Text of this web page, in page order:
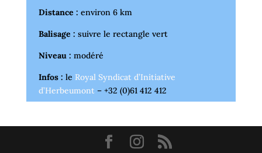
Distance : environ 6 km
Balisage : suivre le rectangle vert
Niveau : modéré
Infos : le Royal Syndicat d’Initiative
d’Herbeumont – +32 (0)61 412 412